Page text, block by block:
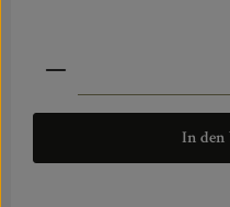
Produkt Anzahl: Gib
In